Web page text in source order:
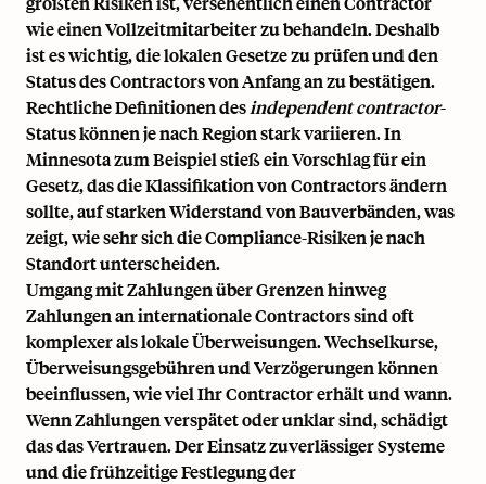
wie einen Vollzeitmitarbeiter zu behandeln. Deshalb
ist es wichtig, die lokalen Gesetze zu prüfen und den
Status des Contractors von Anfang an zu bestätigen.
Rechtliche Definitionen desindependent contractor-
Status können je nach Region stark variieren. In
Minnesota zum Beispiel stieß einVorschlag für ein
Gesetz, das die Klassifikation von Contractors ändern
sollte, auf starken Widerstand von Bauverbänden, was
zeigt, wie sehr sich die Compliance-Risiken je nach
Standort unterscheiden.
Umgang mit Zahlungen über Grenzen hinweg
Zahlungen an internationale Contractorssind oft
komplexer als lokale Überweisungen. Wechselkurse,
Überweisungsgebühren und Verzögerungen können
beeinflussen, wie viel Ihr Contractor erhält und wann.
Wenn Zahlungen verspätet oder unklar sind, schädigt
das das Vertrauen. Der Einsatz zuverlässiger Systeme
und die frühzeitige Festlegung der